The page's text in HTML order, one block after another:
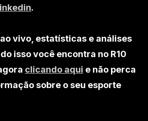
.
vivo, estatísticas e análises
isso você encontra no R10
clicando aqui e não perca
sobre o seu esporte